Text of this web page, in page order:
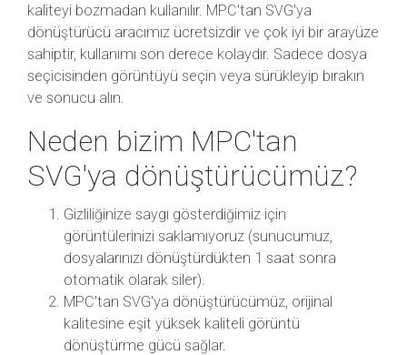
kaliteyi bozmadan kullanılır. MPC'tan SVG'ya
dönüştürücü aracımız ücretsizdir ve çok iyi bir arayüze
sahiptir, kullanımı son derece kolaydır. Sadece dosya
seçicisinden görüntüyü seçin veya sürükleyip bırakın
ve sonucu alın.
Neden bizim MPC'tan
SVG'ya dönüştürücümüz?
Gizliliğinize saygı gösterdiğimiz için
görüntülerinizi saklamıyoruz (sunucumuz,
dosyalarınızı dönüştürdükten 1 saat sonra
otomatik olarak siler).
MPC'tan SVG'ya dönüştürücümüz, orijinal
kalitesine eşit yüksek kaliteli görüntü
dönüştürme gücü sağlar.